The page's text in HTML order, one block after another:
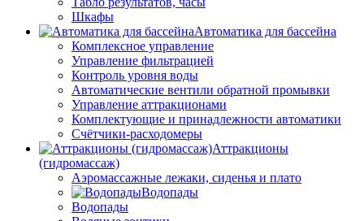
Шкафы
Автоматика для бассейна
Комплексное управление
Управление фильтрацией
Контроль уровня воды
Автоматические вентили обратной промывки
Управление аттракционами
Комплектующие и принадлежности автоматики
Счётчики-расходомеры
Аттракционы
(гидромассаж)
Аэромассажные лежаки, сиденья и плато
Водопады
Водопады